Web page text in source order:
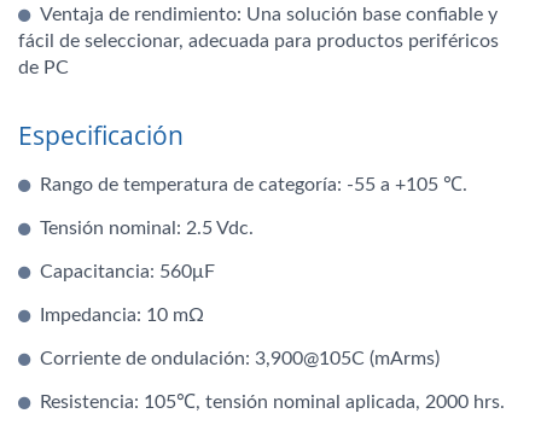
Ventaja de rendimiento: Una solución base confiable y
fácil de seleccionar, adecuada para productos periféricos
de PC
Especificación
Rango de temperatura de categoría: -55 a +105 ℃.
Tensión nominal: 2.5 Vdc.
Capacitancia: 560μF
Impedancia: 10 mΩ
Corriente de ondulación: 3,900@105C (mArms)
Resistencia: 105℃, tensión nominal aplicada, 2000 hrs.